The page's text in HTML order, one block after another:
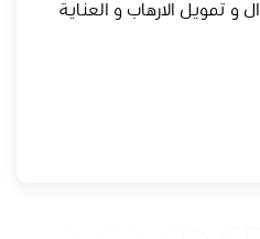
تمويل الارهاب و العناية